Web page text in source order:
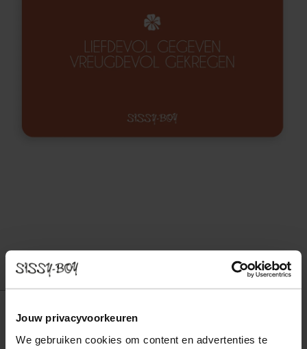
Jouw privacyvoorkeuren
We gebruiken cookies om content en advertenties te
75.00